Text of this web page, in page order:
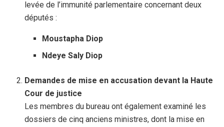
levée de l’immunité parlementaire concernant deux
députés :
Moustapha Diop
Ndeye Saly Diop
Demandes de mise en accusation devant la Haute
Cour de justice
Les membres du bureau ont également examiné les
dossiers de cinq anciens ministres, dont la mise en